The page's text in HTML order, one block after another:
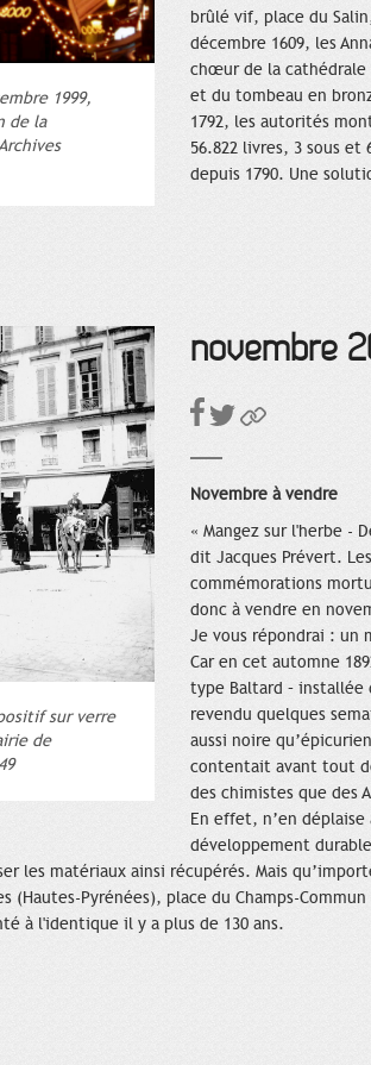
1999,
de la
brûlé vif, place du
décembre 1609, les
chœur de la
et du tombeau en
1792, les autorités
56.822 livres, 3 sous
depuis 1790. Une
sur verre
de
novembre
Novembre à vendre
« Mangez sur l'herbe -
dit Jacques Prévert.
commémorations
donc à vendre en
Je vous répondrai : un
Car en cet automne
type Baltard – installée
revendu quelques
aussi noire
contentait avant tout
des chimistes que des
En effet, n’en
développement
les matériaux ainsi récupérés. Mais
(Hautes-Pyrénées), place du Champs-
à l'identique il y a plus de 130 ans.